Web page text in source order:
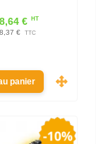
€ HT
€ TTC
panier